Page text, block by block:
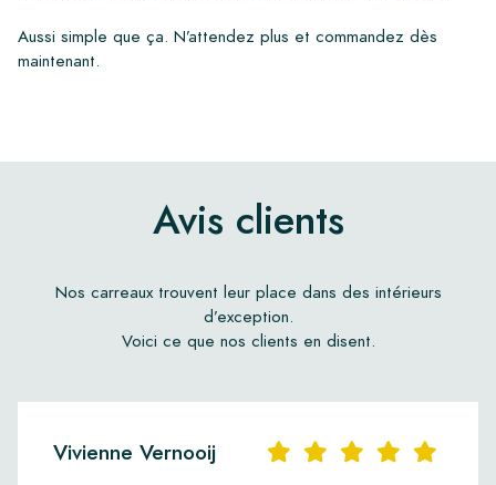
Aussi simple que ça. N’attendez plus et commandez dès
maintenant.
Avis clients
Nos carreaux trouvent leur place dans des intérieurs
d’exception.
Voici ce que nos clients en disent.
Vivienne Vernooij